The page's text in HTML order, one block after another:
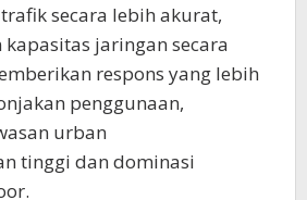
secara lebih akurat,
jaringan secara
respons yang lebih
penggunaan,
urban
tinggi dan dominasi